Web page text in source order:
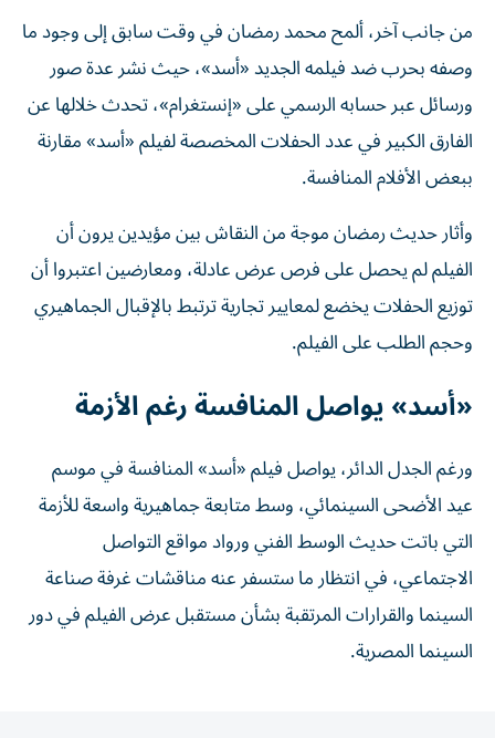
من جانب آخر، ألمح محمد رمضان في وقت سابق إلى وجود ما
وصفه بحرب ضد فيلمه الجديد «أسد»، حيث نشر عدة صور
ورسائل عبر حسابه الرسمي على «إنستغرام»، تحدث خلالها عن
الفارق الكبير في عدد الحفلات المخصصة لفيلم «أسد» مقارنة
ببعض الأفلام المنافسة.
وأثار حديث رمضان موجة من النقاش بين مؤيدين يرون أن
الفيلم لم يحصل على فرص عرض عادلة، ومعارضين اعتبروا أن
توزيع الحفلات يخضع لمعايير تجارية ترتبط بالإقبال الجماهيري
وحجم الطلب على الفيلم.
«أسد» يواصل المنافسة رغم الأزمة
ورغم الجدل الدائر، يواصل فيلم «أسد» المنافسة في موسم
عيد الأضحى السينمائي، وسط متابعة جماهيرية واسعة للأزمة
التي باتت حديث الوسط الفني ورواد مواقع التواصل
الاجتماعي، في انتظار ما ستسفر عنه مناقشات غرفة صناعة
السينما والقرارات المرتقبة بشأن مستقبل عرض الفيلم في دور
السينما المصرية.